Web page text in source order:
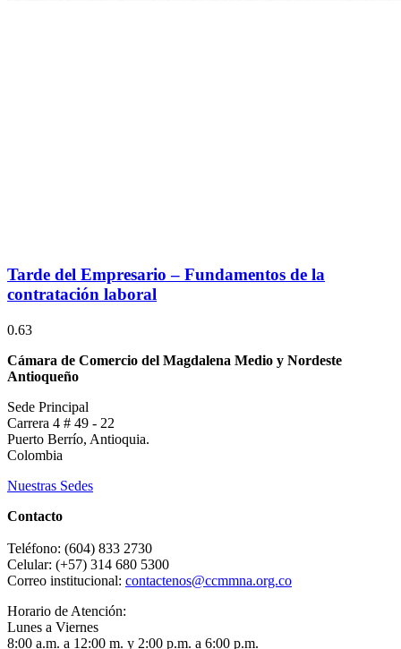
Tarde del Empresario – Fundamentos de la
contratación laboral
Cámara de Comercio del Magdalena Medio y Nordeste
Antioqueño
Sede Principal
Carrera 4 # 49 - 22
Puerto Berrío, Antioquia.
Colombia
Nuestras Sedes
Contacto
Teléfono: (604) 833 2730
Celular: (+57) 314 680 5300
Correo institucional: contactenos@ccmmna.org.co
Horario de Atención:
Lunes a Viernes
8:00 a.m. a 12:00 m. y 2:00 p.m. a 6:00 p.m.